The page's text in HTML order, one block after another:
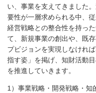
い、事業を支えてきました
要性が一層求められる中、
経営戦略との整合性を持っ
て、新規事業の創出や、既
プビジョンを実現しなけれ
指す姿」を掲げ、知財活動
を推進していきます。
1）事業戦略・開発戦略・知